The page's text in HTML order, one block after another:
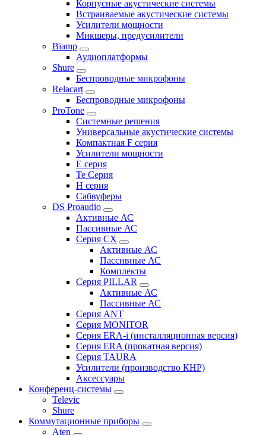
Корпусные акустические системы
Встраиваемые акустические системы
Усилители мощности
Микшеры, предусилители
Biamp
Аудиоплатформы
Shure
Беспроводные микрофоны
Relacart
Беспроводные микрофоны
ProTone
Системные решения
Универсальные акустические системы
Компактная F серия
Усилители мощности
E серия
Te Серия
H серия
Сабвуферы
DS Proaudio
Активные АС
Пассивные АС
Серия CX
Активные АС
Пассивные АС
Комплекты
Серия PILLAR
Активные АС
Пассивные АС
Серия ANT
Серия MONITOR
Серия ERA-i (инсталляционная версия)
Серия ERA (прокатная версия)
Серия TAURA
Усилители (производство КНР)
Аксессуары
Конференц-системы
Televic
Shure
Коммутационные приборы
Aten